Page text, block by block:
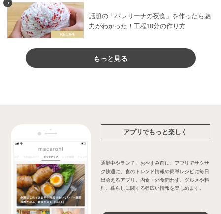
5
話題の「バレリーナの夜食」を作ったら魅
力がわかった！工程10分の作り方
もっと見る
アプリでもっと楽しく
通勤中やランチ、おやすみ前に、アプリでサクサ
ク快適に。食のトレンド情報や簡単レシピに毎日
出会えるアプリ。内食・外食問わず、グルメや料
理、暮らしに関する幅広い情報を楽しめます。